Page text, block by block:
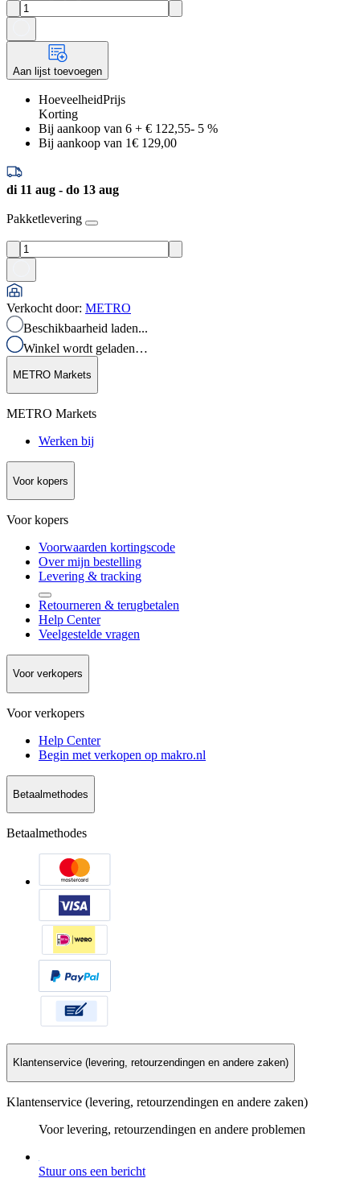
Aan lijst toevoegen
HoeveelheidPrijs
Korting
Bij aankoop van 6 + € 122,55- 5 %
Bij aankoop van 1€ 129,00
di 11 aug - do 13 aug
Pakketlevering
Verkocht door: METRO
Beschikbaarheid laden...
Winkel wordt geladen…
METRO Markets
METRO Markets
Werken bij
Voor kopers
Voor kopers
Voorwaarden kortingscode
Over mijn bestelling
Levering & tracking
Retourneren & terugbetalen
Help Center
Veelgestelde vragen
Voor verkopers
Voor verkopers
Help Center
Begin met verkopen op makro.nl
Betaalmethodes
Betaalmethodes
Klantenservice (levering, retourzendingen en andere zaken)
Klantenservice (levering, retourzendingen en andere zaken)
Voor levering, retourzendingen en andere problemen
Stuur ons een bericht